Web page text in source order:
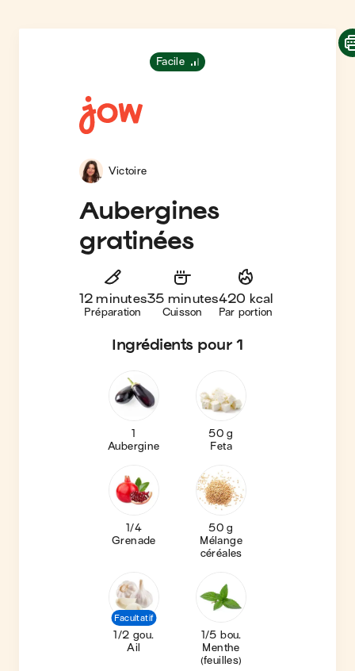
Facile
Victoire
Aubergines
gratinées
12 minutes
Préparation
35 minutes
Cuisson
420 kcal
Par portion
Ingrédients pour 1
1
Aubergine
50 g
Feta
1/4
Grenade
50 g
Mélange
céréales
Facultatif
1/2 gou.
Ail
1/5 bou.
Menthe
(feuilles)